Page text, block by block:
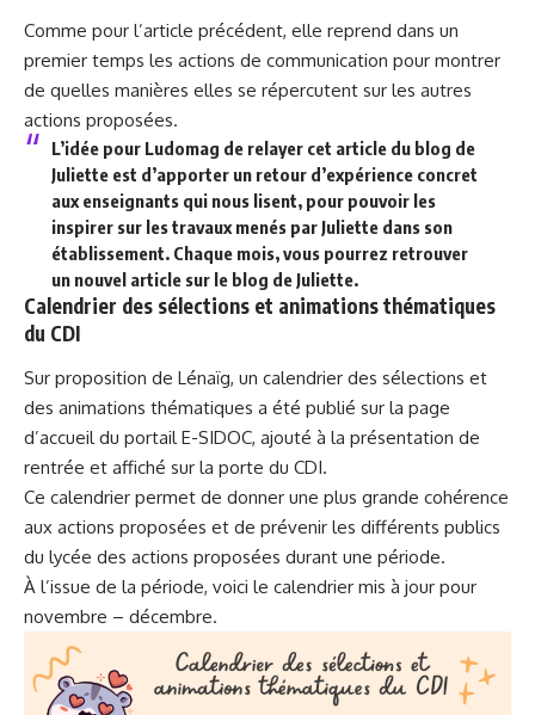
Comme pour l’article précédent, elle reprend dans un
premier temps les actions de communication pour montrer
de quelles manières elles se répercutent sur les autres
actions proposées.
L’idée pour Ludomag de relayer cet article du blog de
Juliette est d’apporter un retour d’expérience concret
aux enseignants qui nous lisent, pour pouvoir les
inspirer sur les travaux menés par Juliette dans son
établissement. Chaque mois, vous pourrez retrouver
un nouvel article sur le blog de Juliette.
Calendrier des sélections et animations thématiques
du CDI
Sur proposition de Lénaïg, un calendrier des sélections et
des animations thématiques a été publié sur la page
d’accueil du portail E-SIDOC, ajouté à la présentation de
rentrée et affiché sur la porte du CDI.
Ce calendrier permet de donner une plus grande cohérence
aux actions proposées et de prévenir les différents publics
du lycée des actions proposées durant une période.
À l’issue de la période, voici le calendrier mis à jour pour
novembre – décembre.